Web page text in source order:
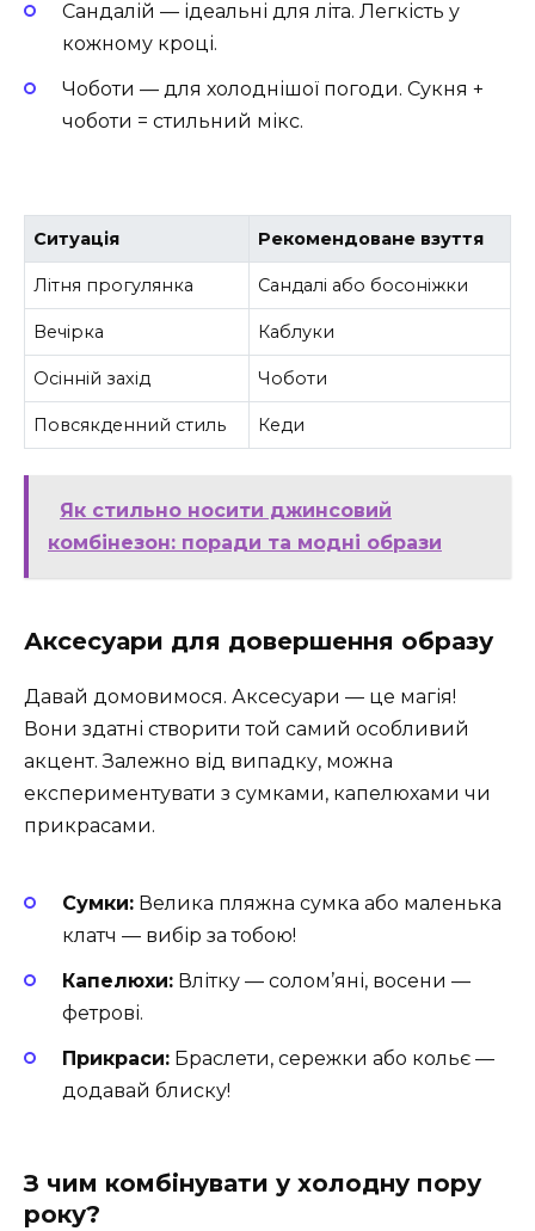
Сандалій — ідеальні для літа. Легкість у
кожному кроці.
Чоботи — для холоднішої погоди. Сукня +
чоботи = стильний мікс.
Ситуація Рекомендоване взуття
Літня прогулянка Сандалі або босоніжки
Вечірка Каблуки
Осінній захід Чоботи
Повсякденний стиль Кеди
Як стильно носити джинсовий
комбінезон: поради та модні образи
Аксесуари для довершення образу
Давай домовимося. Аксесуари — це магія!
Вони здатні створити той самий особливий
акцент. Залежно від випадку, можна
експериментувати з сумками, капелюхами чи
прикрасами.
Сумки: Велика пляжна сумка або маленька
клатч — вибір за тобою!
Капелюхи: Влітку — солом’яні, восени —
фетрові.
Прикраси: Браслети, сережки або кольє —
додавай блиску!
З чим комбінувати у холодну пору
року?